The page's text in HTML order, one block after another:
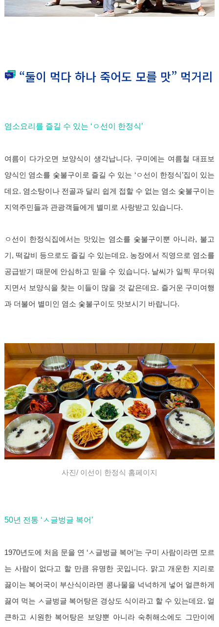
“둘이 먹다 하나 죽어도 모를 맛” 먹거리
염소요리를 즐길 수 있는 ‘ㅇ선이 한정식’
여름이 다가오면 보양식이 생각납니다. 구미에는 여름철 대표보
양식인 염소를 숯불구이로 즐길 수 있는 ‘ㅇ선이 한정식’집이 있는
데요. 염소탕이나 전골과 달리 쉽게 접할 수 없는 염소 숯불구이는
지역주민들과 관광객들에게 별미로 사랑받고 있습니다.
ㅇ선이 한정식집에서는 맛있는 염소를 숯불구이뿐 아니라, 불고
기, 떡갈비 등으로도 즐길 수 있는데요. 농장에서 직영으로 염소를
공급받기 때문에 안심하고 믿을 수 있습니다. 날씨가 일찍 무더워
지면서 보양식을 찾는 이들이 많을 것 같은데요. 즐거운 구미여행
과 더불어 별미인 염소 숯불구이도 맛보시기 바랍니다.
사진/ 이선이 한정식 홈페이지
50년 전통 ‘ㅅ글벙글 복어’
1970년도에 처음 문을 연 ‘ㅅ글벙글 복어’는 구미 사람이라면 모르
는 사람이 없다고 할 만큼 유명한 곳입니다. 맑고 개운한 지리로
끓이는 복어국이 부산식이라면 콩나물을 넉넉하게 넣어 얼큰하게
끓여 먹는 ㅅ글벙글 복어탕은 경상도 식이라고 할 수 있는데요. 얼
큰하고 시원한 복어탕은 보양뿐 아니라 숙취해소에도 그만이에